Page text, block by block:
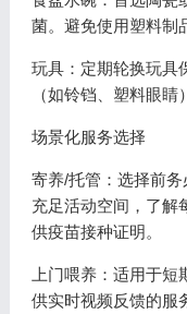
菌。避免使用塑料制
玩具：定期轮换玩具
（如铃铛、塑料眼睛
场景化服务选择
寄养/托管：选择前
充足活动空间，了解
供疫苗接种证明。
上门喂养：适用于
供实时视频反馈的服